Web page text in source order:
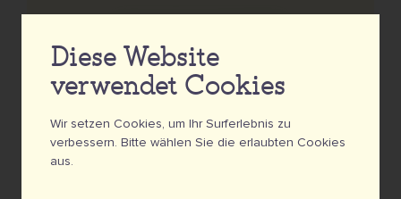
Diese Website
verwendet Cookies
Wir setzen Cookies, um Ihr Surferlebnis zu
verbessern. Bitte wählen Sie die erlaubten Cookies
aus.